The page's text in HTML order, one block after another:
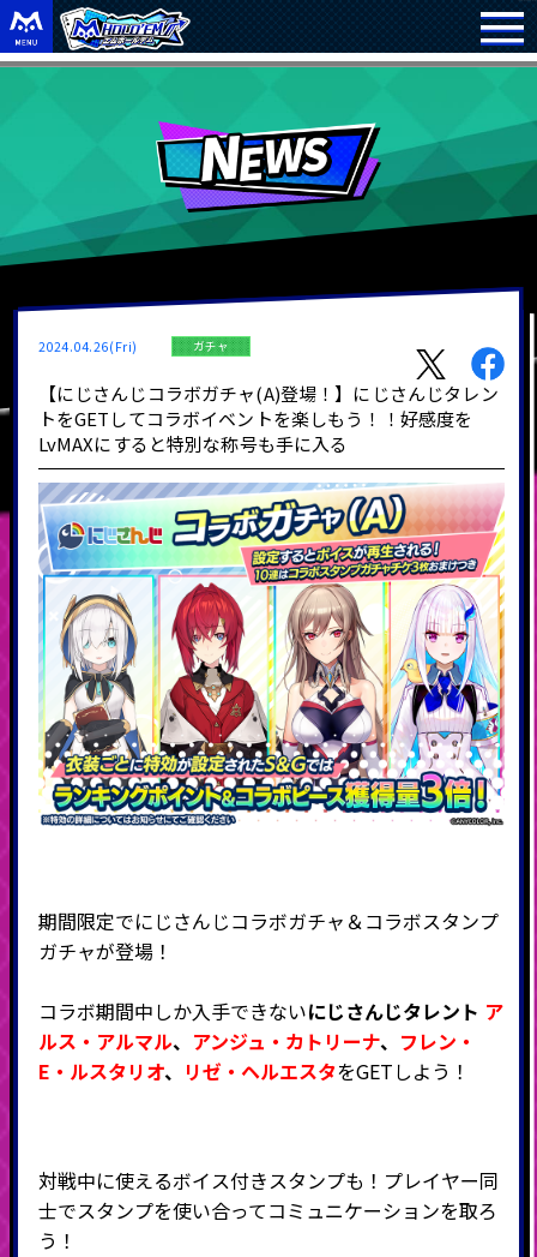
2024.04.26(Fri) ガチャ
【にじさんじコラボガチャ(A)登場！】にじさんじタレン
トをGETしてコラボイベントを楽しもう！！好感度を
LvMAXにすると特別な称号も手に入る
期間限定でにじさんじコラボガチャ＆コラボスタンプ
ガチャが登場！
コラボ期間中しか入手できないにじさんじタレント ア
ルス・アルマル、 アンジュ・カトリーナ、 フレン・
E・ルスタリオ、 リゼ・ヘルエスタをGETしよう！
対戦中に使えるボイス付きスタンプも！プレイヤー同
士でスタンプを使い合ってコミュニケーションを取ろ
う！